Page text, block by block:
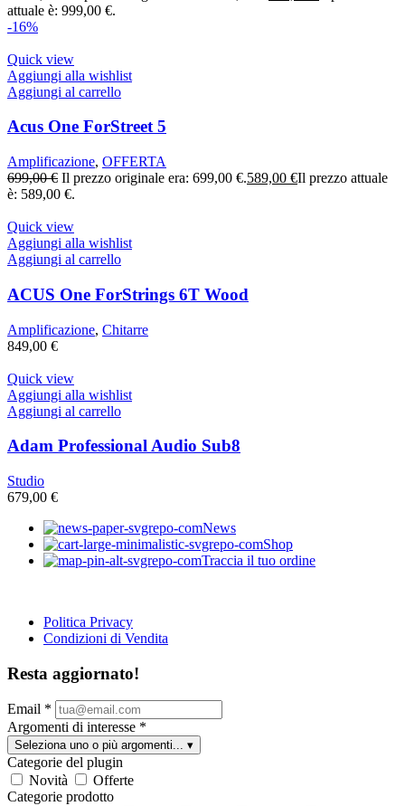
attuale è: 999,00 €.
-16%
Quick view
Aggiungi alla wishlist
Aggiungi al carrello
Acus One ForStreet 5
Amplificazione, OFFERTA
699,00€ Il prezzo originale era: 699,00 €.589,00 €Il prezzo attuale
è: 589,00 €.
Quick view
Aggiungi alla wishlist
Aggiungi al carrello
ACUS One ForStrings 6T Wood
Amplificazione, Chitarre
849,00 €
Quick view
Aggiungi alla wishlist
Aggiungi al carrello
Adam Professional Audio Sub8
Studio
679,00 €
News
Shop
Traccia il tuo ordine
Politica Privacy
Condizioni di Vendita
Resta aggiornato!
Email *
Argomenti di interesse *
Seleziona uno o più argomenti... ▾
Categorie del plugin
Novità
Offerte
Categorie prodotto